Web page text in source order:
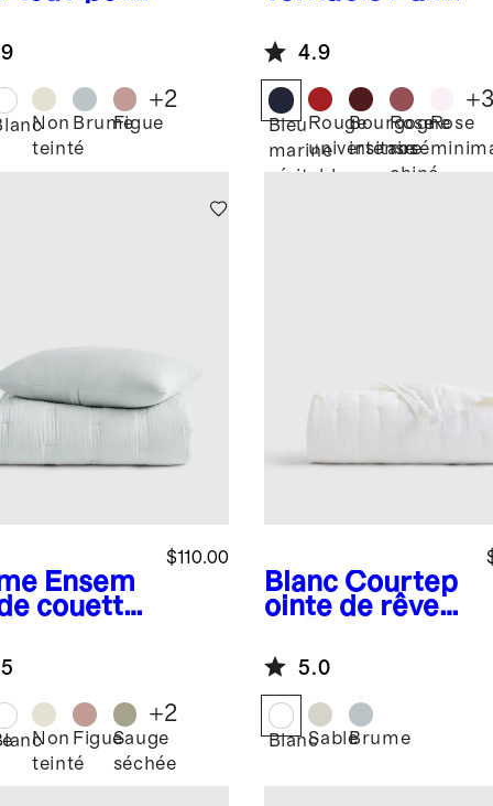
Non
teinté
BrumeFigue
+2
lavable à col
rond
4.9
Bleu
marine
véritable
Rouge
universitaire
Bourgogne
intense
Rose
rosé
chiné
Rose
+
Ensem
couette
tout-
en gaze
$110.00
Non
teinté
FigueSauge
séchée
+2
Blanc Courtep
ointe de rêve
européen pour
tout-petits
5.0
BlancSableBrume